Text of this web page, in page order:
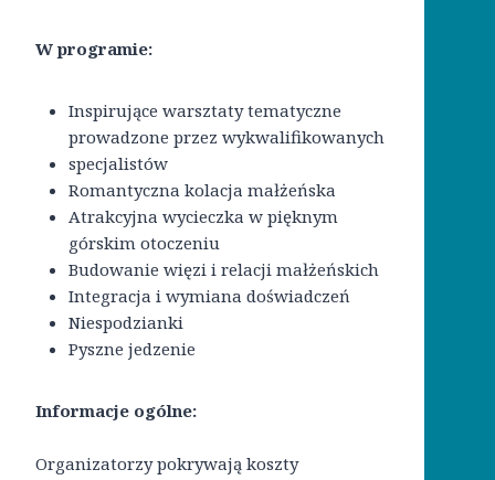
W programie:
Inspirujące warsztaty tematyczne
prowadzone przez wykwalifikowanych
specjalistów
Romantyczna kolacja małżeńska
Atrakcyjna wycieczka w pięknym
górskim otoczeniu
Budowanie więzi i relacji małżeńskich
Integracja i wymiana doświadczeń
Niespodzianki
Pyszne jedzenie
Informacje ogólne:
Organizatorzy pokrywają koszty